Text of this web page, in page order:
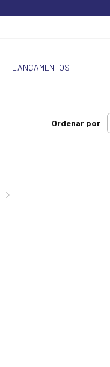
LANÇAMENTOS
Ordenar por